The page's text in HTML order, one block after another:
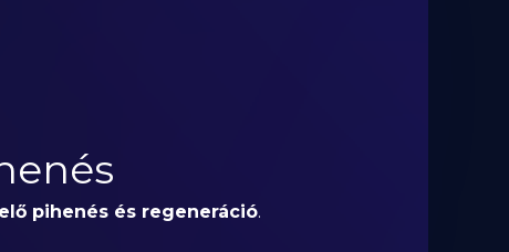
pihenés és regeneráció.